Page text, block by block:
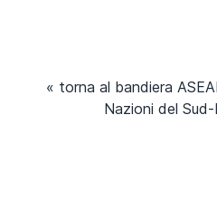
« torna al bandiera
Nazioni del